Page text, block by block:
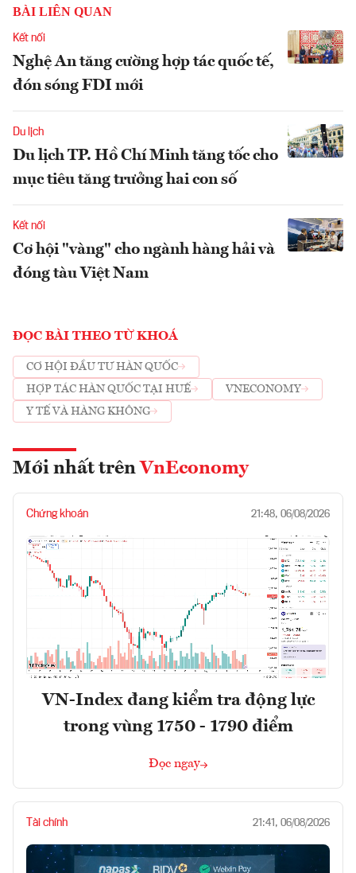
BÀI LIÊN QUAN
Kết nối
Nghệ An tăng cường hợp tác quốc tế,
đón sóng FDI mới
Du lịch
Du lịch TP. Hồ Chí Minh tăng tốc cho
mục tiêu tăng trưởng hai con số
Kết nối
Cơ hội "vàng" cho ngành hàng hải và
đóng tàu Việt Nam
ĐỌC BÀI THEO TỪ KHOÁ
CƠ HỘI ĐẦU TƯ HÀN QUỐC
HỢP TÁC HÀN QUỐC TẠI HUẾ
VNECONOMY
Y TẾ VÀ HÀNG KHÔNG
Mới nhất trên VnEconomy
Chứng khoán 21:48, 06/08/2026
VN-Index đang kiểm tra động lực
trong vùng 1750 - 1790 điểm
Đọc ngay
Tài chính 21:41, 06/08/2026